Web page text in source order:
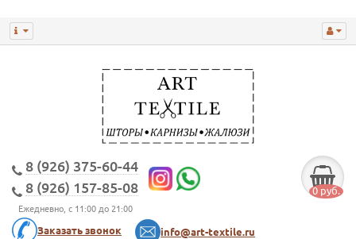
8 (926) 375-60-44
8 (926) 157-85-08
Ежедневно, с 11:00 до 21:00
Заказать звонок info@art-textile.ru
0 руб.